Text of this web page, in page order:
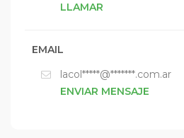
LLAMAR
EMAIL
lacol*****@*******.com.ar
ENVIAR MENSAJE